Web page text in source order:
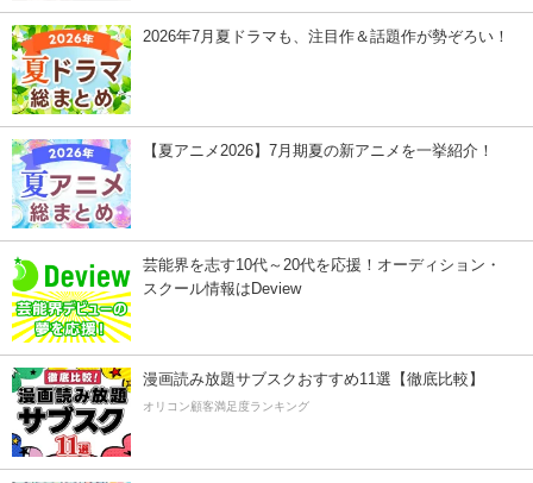
2026年7月夏ドラマも、注目作＆話題作が勢ぞろい！
【夏アニメ2026】7月期夏の新アニメを一挙紹介！
芸能界を志す10代～20代を応援！オーディション・
スクール情報はDeview
漫画読み放題サブスクおすすめ11選【徹底比較】
オリコン顧客満足度ランキング